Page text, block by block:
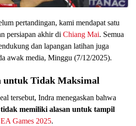
pertandingan, kami mendapat satu
persiapan akhir di Chiang Mai. Semua
dan lapangan latihan juga
awak media, Minggu (7/12/2025).
untuk Tidak Maksimal
tersebut, Indra menegaskan bahwa
tidak memiliki alasan untuk tampil
Games 2025.